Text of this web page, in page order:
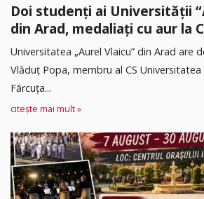
Doi studenți ai Universității
din Arad, medaliați cu aur la
Universitatea „Aurel Vlaicu” din Arad are
Vlăduț Popa, membru al CS Universitatea
Fărcuța...
citește mai mult »